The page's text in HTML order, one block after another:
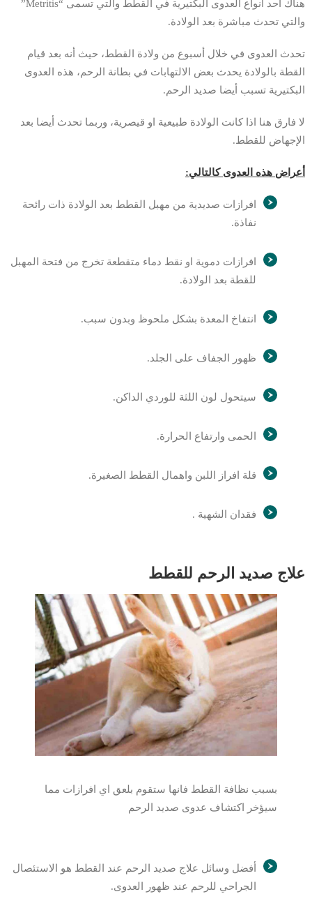
هناك احد أنواع العدوى البكتيرية في القطط والتي تسمى “Metritis”
والتي تحدث مباشرة بعد الولادة.
تحدث العدوى في خلال أسبوع من ولادة القطط، حيث أنه بعد قيام
القطة بالولادة يحدث بعض الالتهابات في بطانة الرحم، هذه العدوى
البكتيرية تسبب أيضا صديد الرحم.
لا فارق هنا اذا كانت الولادة طبيعية او قيصرية، وربما تحدث أيضا بعد
الإجهاض للقطط.
أعراض هذه العدوى كالتالي:
افرازات صديدية من مهبل القطط بعد الولادة ذات رائحة
نفاذة.
افرازات دموية او نقط دماء متقطعة تخرج من فتحة المهبل
للقطة بعد الولادة.
انتفاخ المعدة بشكل ملحوظ وبدون سبب.
ظهور الجفاف على الجلد.
سيتحول لون اللثة للوردي الداكن.
الحمى وارتفاع الحرارة.
قلة افراز اللبن واهمال القطط الصغيرة.
فقدان الشهية .
علاج صديد الرحم للقطط
بسبب نظافة القطط فانها ستقوم بلعق اي افرازات مما
سيؤخر اكتشاف عدوى صديد الرحم
أفضل وسائل علاج صديد الرحم عند القطط هو الاستئصال
الجراحي للرحم عند ظهور العدوى.